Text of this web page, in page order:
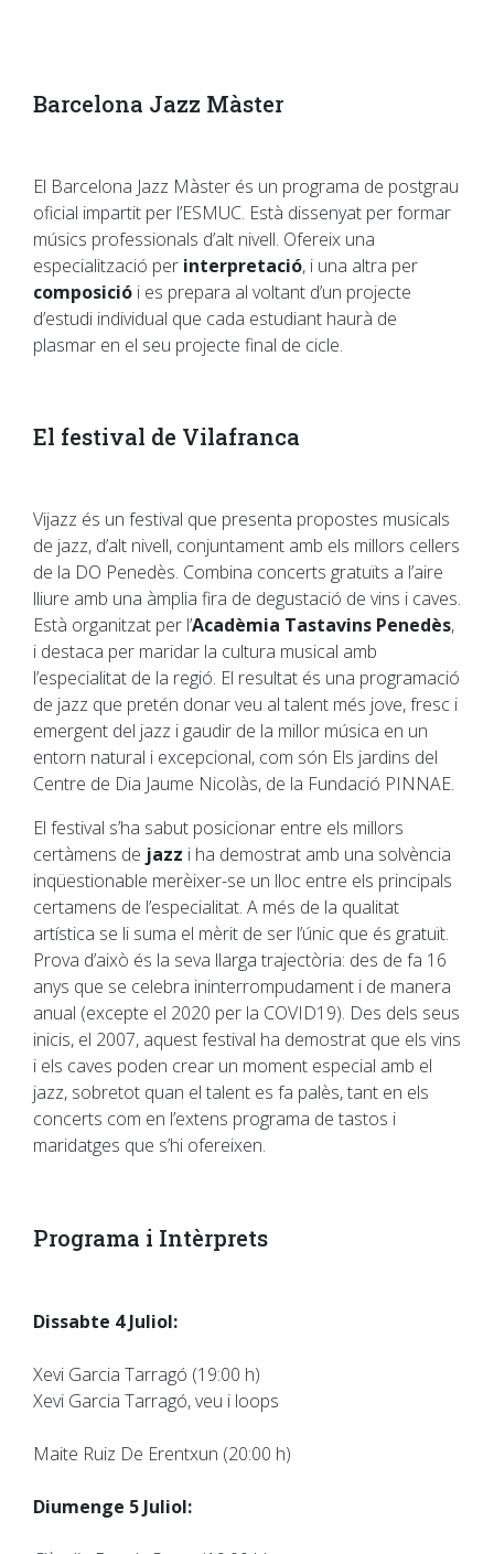
Barcelona Jazz Màster
El Barcelona Jazz Màster és un programa de postgrau
oficial impartit per l’ESMUC. Està dissenyat per formar
músics professionals d’alt nivell. Ofereix una
especialització per interpretació, i una altra per
composició i es prepara al voltant d’un projecte
d’estudi individual que cada estudiant haurà de
plasmar en el seu projecte final de cicle.
El festival de Vilafranca
Vijazz és un festival que presenta propostes musicals
de jazz, d’alt nivell, conjuntament amb els millors cellers
de la DO Penedès. Combina concerts gratuïts a l’aire
lliure amb una àmplia fira de degustació de vins i caves.
Està organitzat per l’Acadèmia Tastavins Penedès,
i destaca per maridar la cultura musical amb
l’especialitat de la regió. El resultat és una programació
de jazz que pretén donar veu al talent més jove, fresc i
emergent del jazz i gaudir de la millor música en un
entorn natural i excepcional, com són Els jardins del
Centre de Dia Jaume Nicolàs, de la Fundació PINNAE.
El festival s’ha sabut posicionar entre els millors
certàmens de jazz i ha demostrat amb una solvència
inqüestionable merèixer-se un lloc entre els principals
certamens de l’especialitat. A més de la qualitat
artística se li suma el mèrit de ser l’únic que és gratuït.
Prova d’això és la seva llarga trajectòria: des de fa 16
anys que se celebra ininterrompudament i de manera
anual (excepte el 2020 per la COVID19). Des dels seus
inicis, el 2007, aquest festival ha demostrat que els vins
i els caves poden crear un moment especial amb el
jazz, sobretot quan el talent es fa palès, tant en els
concerts com en l’extens programa de tastos i
maridatges que s’hi ofereixen.
Programa i Intèrprets
Dissabte 4 Juliol:
Xevi Garcia Tarragó (19:00 h)
Xevi Garcia Tarragó, veu i loops
Maite Ruiz De Erentxun (20:00 h)
Diumenge 5 Juliol: